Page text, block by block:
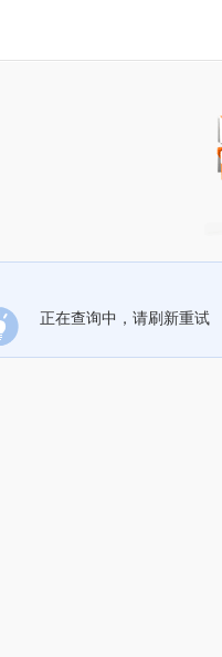
正在查询中，请刷新重试